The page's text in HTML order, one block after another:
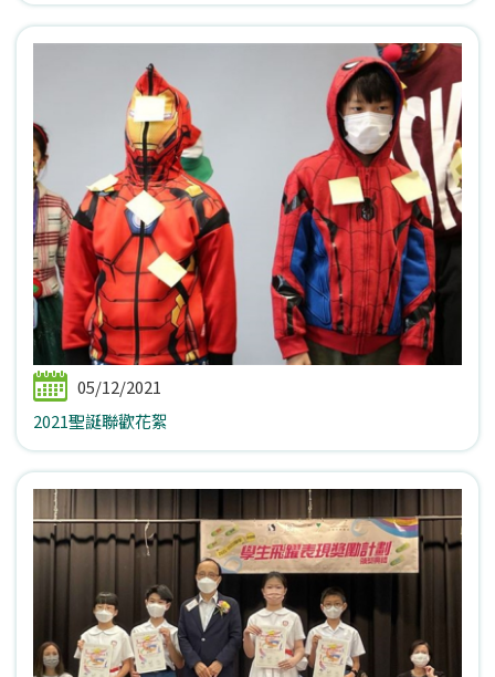
05/12/2021
2021聖誕聯歡花絮